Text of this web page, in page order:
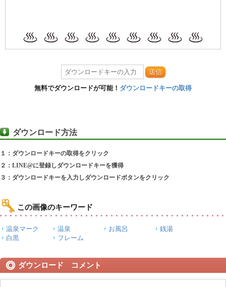
送信
無料でダウンロードが可能！ ダウンロードキーの取得
ダウンロード方法
１：ダウンロードキーの取得をクリック
２：LINE@に登録しダウンロードキーを獲得
３：ダウンロードキーを入力しダウンロードボタンをクリック
この画像のキーワード
温泉マーク 温泉 お風呂
銭湯
白黒
フレーム
ダウンロード コメント